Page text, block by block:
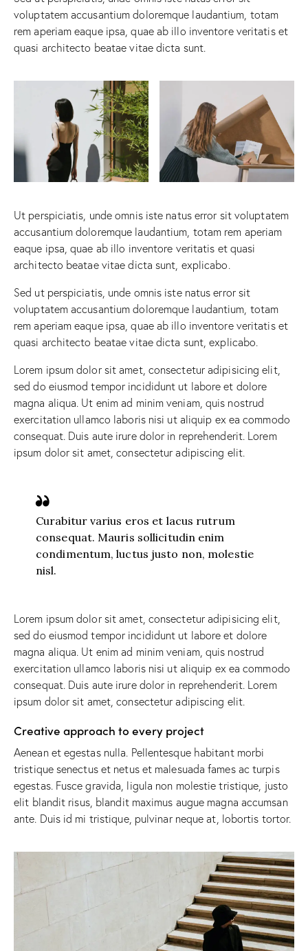
voluptatem accusantium doloremque laudantium, totam
rem aperiam eaque ipsa, quae ab illo inventore veritatis et
quasi architecto beatae vitae dicta sunt.
Ut perspiciatis, unde omnis iste natus error sit voluptatem
accusantium doloremque laudantium, totam rem aperiam
eaque ipsa, quae ab illo inventore veritatis et quasi
architecto beatae vitae dicta sunt, explicabo.
Sed ut perspiciatis, unde omnis iste natus error sit
voluptatem accusantium doloremque laudantium, totam
rem aperiam eaque ipsa, quae ab illo inventore veritatis et
quasi architecto beatae vitae dicta sunt, explicabo.
Lorem ipsum dolor sit amet, consectetur adipisicing elit,
sed do eiusmod tempor incididunt ut labore et dolore
magna aliqua. Ut enim ad minim veniam, quis nostrud
exercitation ullamco laboris nisi ut aliquip ex ea commodo
consequat. Duis aute irure dolor in reprehenderit. Lorem
ipsum dolor sit amet, consectetur adipiscing elit.
Curabitur varius eros et lacus rutrum
consequat. Mauris sollicitudin enim
condimentum, luctus justo non, molestie
nisl.
Lorem ipsum dolor sit amet, consectetur adipisicing elit,
sed do eiusmod tempor incididunt ut labore et dolore
magna aliqua. Ut enim ad minim veniam, quis nostrud
exercitation ullamco laboris nisi ut aliquip ex ea commodo
consequat. Duis aute irure dolor in reprehenderit. Lorem
ipsum dolor sit amet, consectetur adipiscing elit.
Creative approach to every project
Aenean et egestas nulla. Pellentesque habitant morbi
tristique senectus et netus et malesuada fames ac turpis
egestas. Fusce gravida, ligula non molestie tristique, justo
elit blandit risus, blandit maximus augue magna accumsan
ante. Duis id mi tristique, pulvinar neque at, lobortis tortor.